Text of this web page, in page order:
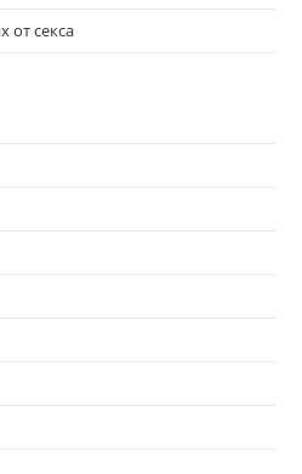
от секса